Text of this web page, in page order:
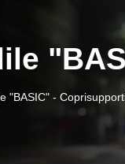
"BASIC"-